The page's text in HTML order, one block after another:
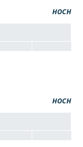
HOCH
HOCH